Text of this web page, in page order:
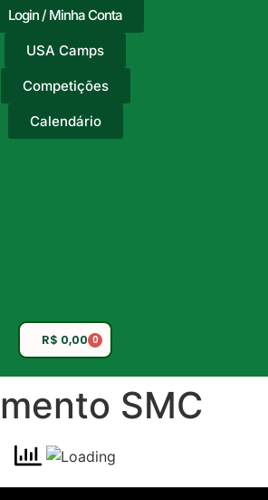
Login / Minha Conta
USA Camps
Competições
Calendário
o texto do seu
R$ 0,00 0
SMC